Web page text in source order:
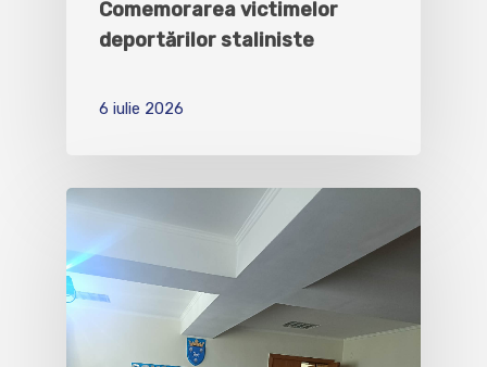
Comemorarea victimelor
deportărilor staliniste
6 iulie 2026